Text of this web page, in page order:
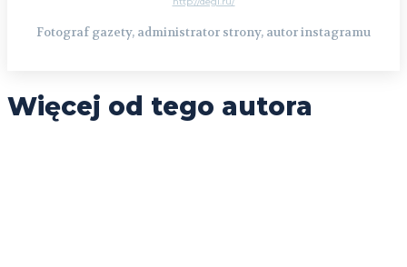
Fotograf gazety, administrator strony, autor instagramu
Więcej od tego autora